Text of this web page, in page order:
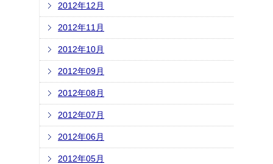
2012年12月
2012年11月
2012年10月
2012年09月
2012年08月
2012年07月
2012年06月
2012年05月